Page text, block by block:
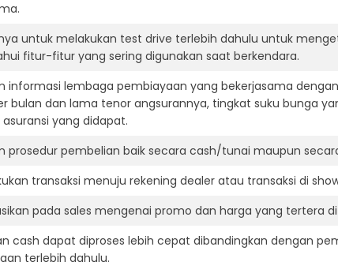
untuk melakukan test drive terlebih dahulu untuk
fitur-fitur yang sering digunakan saat berkendara.
informasi lembaga pembiayaan yang bekerjasama
bulan dan lama tenor angsurannya, tingkat suku bunga
yang didapat.
prosedur pembelian baik secara cash/tunai maupun
transaksi menuju rekening dealer atau transaksi di
pada sales mengenai promo dan harga yang tertera
cash dapat diproses lebih cepat dibandingkan dengan
terlebih dahulu.